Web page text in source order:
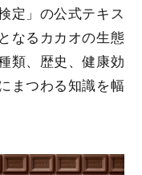
定」の公式テキス
なるカカオの生態
類、歴史、健康効
まつわる知識を幅